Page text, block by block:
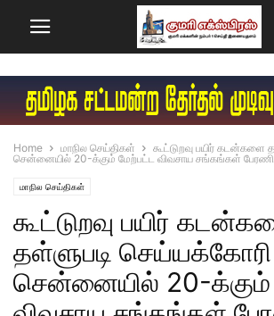
Home மாநில செய்திகள்
கூட்டுறவு பயிர் கடன்களை
சென்னையில் 20-க்கும் மேற்பட்ட விவசாய சங்கங்கள் பேரணி
மாநில செய்திகள்
கூட்டுறவு பயிர்
தள்ளுபடி செய்யக்கோரி
சென்னையில் 20-க்கும்